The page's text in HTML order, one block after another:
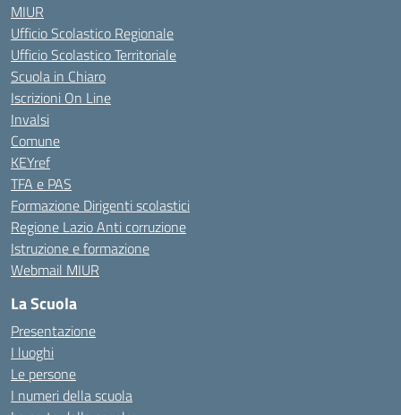
MIUR
Ufficio Scolastico Regionale
Ufficio Scolastico Territoriale
Scuola in Chiaro
Iscrizioni On Line
Invalsi
Comune
KEYref
TFA e PAS
Formazione Dirigenti scolastici
Regione Lazio Anti corruzione
Istruzione e formazione
Webmail MIUR
La Scuola
Presentazione
I luoghi
Le persone
I numeri della scuola